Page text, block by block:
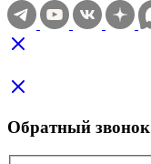
Обратный звонок